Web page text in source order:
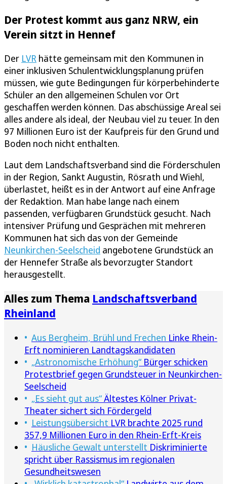
Der Protest kommt aus ganz NRW, ein
Verein sitzt in Hennef
Der LVR hätte gemeinsam mit den Kommunen in
einer inklusiven Schulentwicklungsplanung prüfen
müssen, wie gute Bedingungen für körperbehinderte
Schüler an den allgemeinen Schulen vor Ort
geschaffen werden können. Das abschüssige Areal sei
alles andere als ideal, der Neubau viel zu teuer. In den
97 Millionen Euro ist der Kaufpreis für den Grund und
Boden noch nicht enthalten.
Laut dem Landschaftsverband sind die Förderschulen
in der Region, Sankt Augustin, Rösrath und Wiehl,
überlastet, heißt es in der Antwort auf eine Anfrage
der Redaktion. Man habe lange nach einem
passenden, verfügbaren Grundstück gesucht. Nach
intensiver Prüfung und Gesprächen mit mehreren
Kommunen hat sich das von der Gemeinde
Neunkirchen-Seelscheid angebotene Grundstück an
der Hennefer Straße als bevorzugter Standort
herausgestellt.
Alles zum Thema Landschaftsverband
Rheinland
Aus Bergheim, Brühl und Frechen Linke Rhein-
Erft nominieren Landtagskandidaten
„Astronomische Erhöhung“ Bürger schicken
Protestbrief gegen Grundsteuer in Neunkirchen-
Seelscheid
„Es sieht gut aus“Ältestes Kölner Privat-
Theater sichert sich Fördergeld
Leistungsübersicht LVR brachte 2025 rund
357,9 Millionen Euro in den Rhein-Erft-Kreis
Häusliche Gewalt unterstellt Diskriminierte
spricht über Rassismus im regionalen
Gesundheitswesen